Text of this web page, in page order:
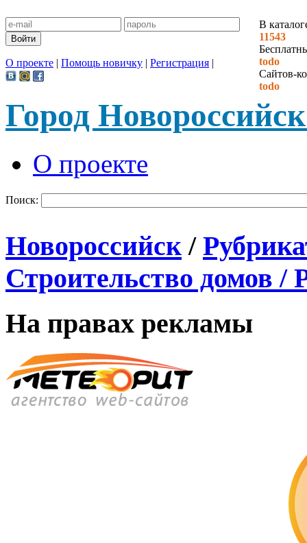
В
11543
todo
Сайтов-
todo
О проекте | Помощь новичку | Регистрация |
Город
О проекте
Поиск:
Новороссийск /
Строительство домов /
На правах рекламы